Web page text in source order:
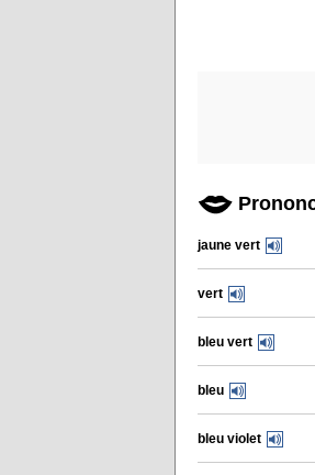
jaune vert
vert
bleu vert
bleu
bleu violet